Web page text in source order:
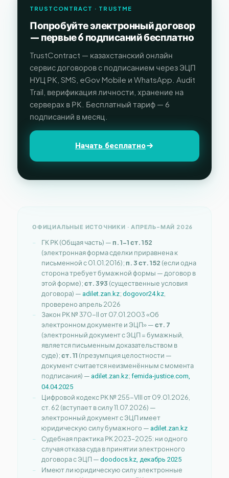
TRUSTCONTRACT · TRUSTME
Попробуйте электронный договор
— первые 6 подписаний бесплатно
TrustContract — казахстанский онлайн
сервис договоров с подписанием через ЭЦП
НУЦ РК, SMS, eGov Mobile и WhatsApp. Audit
Trail, верификация личности, хранение на
серверах в РК. Бесплатный тариф — 6
подписаний в месяц.
Начать бесплатно
ОФИЦИАЛЬНЫЕ ИСТОЧНИКИ · АПРЕЛЬ–МАЙ 2026
ГК РК (Общая часть) —п. 1-1 ст. 152
(электронная форма сделки приравнена к
письменной с 01.01.2016);п. 3 ст. 152 (если одна
сторона требует бумажной формы — договор в
этой форме);ст. 393 (существенные условия
договора) — adilet.zan.kz; dogovor24.kz
проверено апрель 2026
Закон РК № 370-II от 07.01.2003 «Об
электронном документе и ЭЦП» —ст. 7
(электронный документ с ЭЦП = бумажный,
является письменным доказательством в
суде);ст. 11 (презумпция целостности —
документ считается неизменённым с момента
подписания) — adilet.zan.kz; femida-justice.com,
04.04.2025
Цифровой кодекс РК № 255-VIII от 09.01.2026,
ст. 62 (вступает в силу 11.07.2026) —
электронный документ с ЭЦП имеет
юридическую силу бумажного — adilet.zan.kz
Судебная практика РК 2023–2025: ни одного
случая отказа суда в принятии электронного
договора с ЭЦП — doodocs.kz, декабрь 2025
Имеют ли юридическую силу электронные